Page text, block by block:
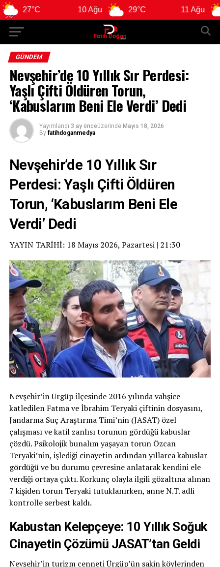
10 Ağu 29°C 11 Ağu
GÜNDEM
Nevşehir’de 10 Yıllık Sır Perdesi:
Yaşlı Çifti Öldüren Torun,
‘Kabuslarım Beni Ele Verdi’ Dedi
Yayımlandı 3 ay önceüzerinde Mayıs 18, 2026
By fatihdoganmedya
Nevşehir’de 10 Yıllık Sır
Perdesi: Yaşlı Çifti Öldüren
Torun, ‘Kabuslarım Beni Ele
Verdi’ Dedi
YAYIN TARİHİ: 18 Mayıs 2026, Pazartesi | 21:30
Nevşehir’in Ürgüp ilçesinde 2016 yılında vahşice
katledilen Fatma ve İbrahim Teryaki çiftinin dosyasını,
Jandarma Suç Araştırma Timi’nin (JASAT) özel
çalışması ve katil zanlısı torunun gördüğü kabuslar
çözdü. Psikolojik bunalım yaşayan torun Özcan
Teryaki’nin, işlediği cinayetin ardından yıllarca kabuslar
gördüğü ve bu durumu çevresine anlatarak kendini ele
verdiği ortaya çıktı. Korkunç olayla ilgili gözaltına alınan
7 kişiden torun Teryaki tutuklanırken, anne N.T. adli
kontrolle serbest kaldı.
Kabustan Kelepçeye: 10 Yıllık Soğuk
Cinayetin Çözümü JASAT’tan Geldi
Nevşehir’in turizm cenneti Ürgüp’ün sakin köylerinden